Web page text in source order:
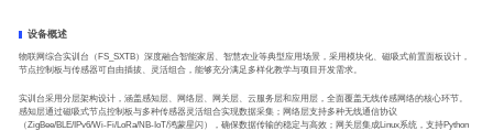
设备概述
物联网综合实训台（FS_SXTB）深度融合智能家居、智慧农业等典型应用场景，采用模块化、磁吸式前置面板设计，
节点控制板与传感器可自由插拔、灵活组合，能够充分满足多样化教学与项目开发需求。
实训台采用分层架构设计，涵盖感知层、网络层、网关层、云服务层和应用层，全面覆盖无线传感网络的核心环节。
感知层通过磁吸式节点控制板与多种传感器灵活组合实现数据采集；网络层支持多种无线通信协议
（ZigBee/BLE/IPv6/Wi-Fi/LoRa/NB-IoT/鸿蒙星闪），确保数据传输的稳定与高效；网关层集成Linux系统，支持Python